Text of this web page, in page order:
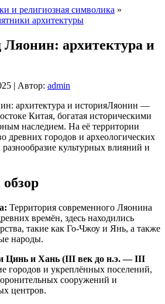
и религиозная символика »
архитектуры
Ляонин: архитектура и
| Автор: admin
Ляонин —
Китая, богатая историческими
наследием. На её территории
древних городов и археологических
культурных влияний и
Территория современного Ляонина
времён, здесь находились
такие как Го-Чжоу и Янь, а также
народы.
Цинь и Хань (III век до н.э. — III
городов и укреплённых поселений,
сооружений и
центров.